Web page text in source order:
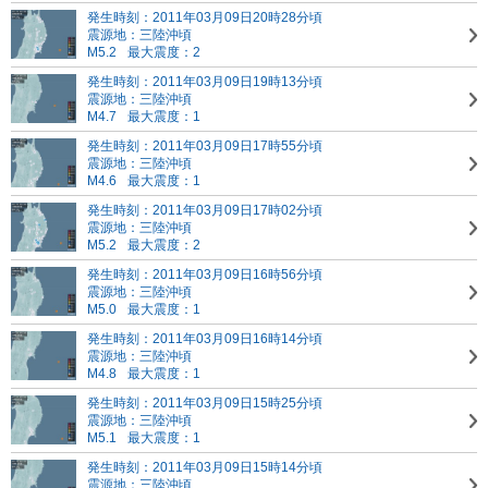
発生時刻：2011年03月09日20時28分頃
震源地：三陸沖頃
M5.2
最大震度：2
発生時刻：2011年03月09日19時13分頃
震源地：三陸沖頃
M4.7
最大震度：1
発生時刻：2011年03月09日17時55分頃
震源地：三陸沖頃
M4.6
最大震度：1
発生時刻：2011年03月09日17時02分頃
震源地：三陸沖頃
M5.2
最大震度：2
発生時刻：2011年03月09日16時56分頃
震源地：三陸沖頃
M5.0
最大震度：1
発生時刻：2011年03月09日16時14分頃
震源地：三陸沖頃
M4.8
最大震度：1
発生時刻：2011年03月09日15時25分頃
震源地：三陸沖頃
M5.1
最大震度：1
発生時刻：2011年03月09日15時14分頃
震源地：三陸沖頃